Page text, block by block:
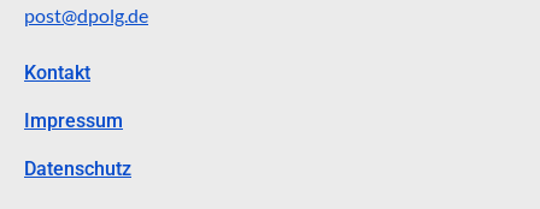
post@dpolg.de
Kontakt
Impressum
Datenschutz